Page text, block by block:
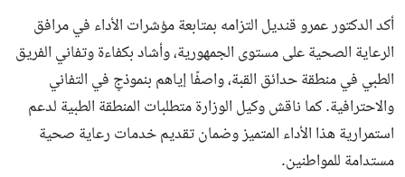
أكد الدكتور عمرو قنديل التزامه بمتابعة مؤشرات الأداء في مرافق
الرعاية الصحية على مستوى الجمهورية، وأشاد بكفاءة وتفاني الفريق
الطبي في منطقة حدائق القبة، واصفًا إياهم بنموذجٍ في التفاني
والاحترافية. كما ناقش وكيل الوزارة متطلبات المنطقة الطبية لدعم
استمرارية هذا الأداء المتميز وضمان تقديم خدمات رعاية صحية
مستدامة للمواطنين.